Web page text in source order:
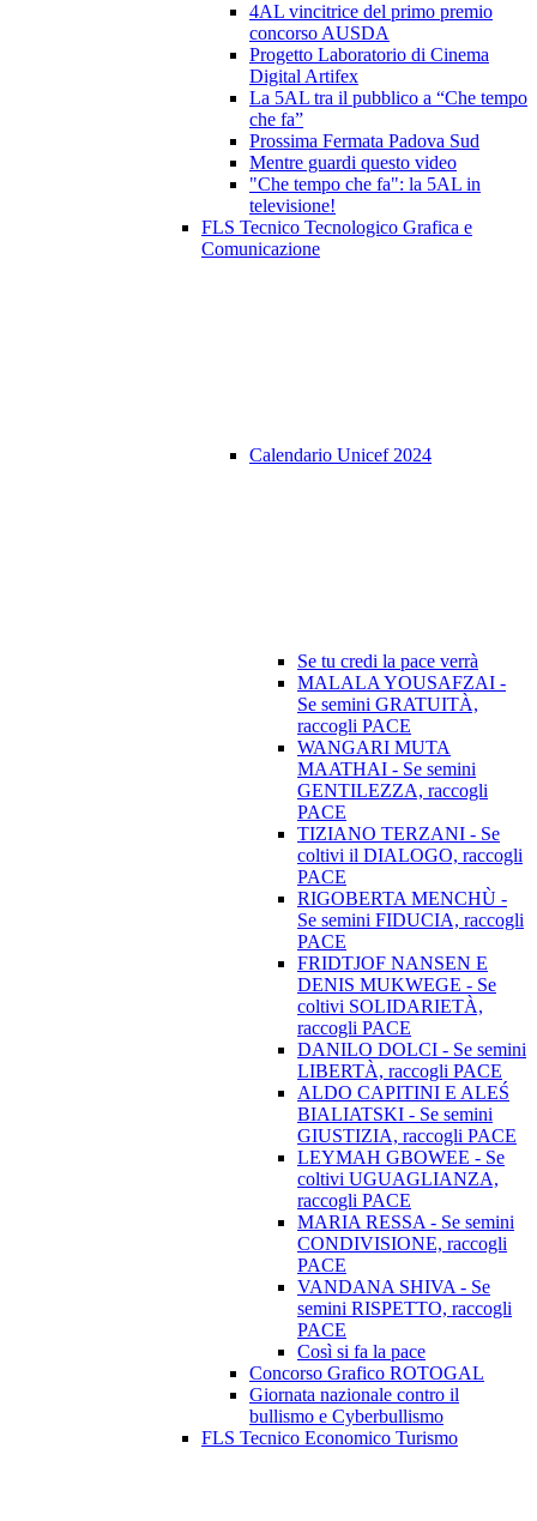
4AL vincitrice del primo premio
concorso AUSDA
Progetto Laboratorio di Cinema
Digital Artifex
La 5AL tra il pubblico a “Che tempo
che fa”
Prossima Fermata Padova Sud
Mentre guardi questo video
"Che tempo che fa": la 5AL in
televisione!
FLS Tecnico Tecnologico Grafica e
Comunicazione
Calendario Unicef 2024
Se tu credi la pace verrà
MALALA YOUSAFZAI -
Se semini GRATUITÀ,
raccogli PACE
WANGARI MUTA
MAATHAI - Se semini
GENTILEZZA, raccogli
PACE
TIZIANO TERZANI - Se
coltivi il DIALOGO, raccogli
PACE
RIGOBERTA MENCHÙ -
Se semini FIDUCIA, raccogli
PACE
FRIDTJOF NANSEN E
DENIS MUKWEGE - Se
coltivi SOLIDARIETÀ,
raccogli PACE
DANILO DOLCI - Se semini
LIBERTÀ, raccogli PACE
ALDO CAPITINI E ALEŚ
BIALIATSKI - Se semini
GIUSTIZIA, raccogli PACE
LEYMAH GBOWEE - Se
coltivi UGUAGLIANZA,
raccogli PACE
MARIA RESSA - Se semini
CONDIVISIONE, raccogli
PACE
VANDANA SHIVA - Se
semini RISPETTO, raccogli
PACE
Così si fa la pace
Concorso Grafico ROTOGAL
Giornata nazionale contro il
bullismo e Cyberbullismo
FLS Tecnico Economico Turismo